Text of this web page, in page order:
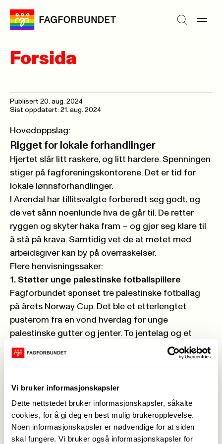
Vi bruker informasjonskapsler
Dette nettstedet bruker informasjonskapsler, såkalte
cookies, for å gi deg en best mulig brukeropplevelse.
Noen informasjonskapsler er nødvendige for at siden
skal fungere. Vi bruker også informasjonskapsler for
Forsida
Publisert 20. aug. 2024
Sist oppdatert: 21. aug. 2024
Hovedoppslag:
Rigget for lokale forhandlinger
Hjertet slår litt raskere, og litt hardere. Spenningen
stiger på fagforeningskontorene. Det er tid for
lokale lønnsforhandlinger.
I Arendal har tillitsvalgte forberedt seg godt, og
de vet sånn noenlunde hva de går til. De retter
ryggen og skyter haka fram – og gjør seg klare til
å stå på krava. Samtidig vet de at møtet med
arbeidsgiver kan by på overraskelser.
Flere henvisningssaker:
1. Støtter unge palestinske fotballspillere
Fagforbundet sponset tre palestinske fotballag
på årets Norway Cup. Det ble et etterlengtet
pusterom fra en vond hverdag for unge
palestinske gutter og jenter. To jentelag og et
guttelag smilte seg gjennom noen fine dager på
Ekerbergsletta i Oslo.
Tillitsvalgte slår alarm om lekkasjer i
ledningsnettet i Hamar og nabokommunene. Mer
enn en tredel av drikkevannet renner ut og vekk
før det når innbyggerne. Det etterlyses mer
langsiktige planer for vedlikehold - noe som er lurt